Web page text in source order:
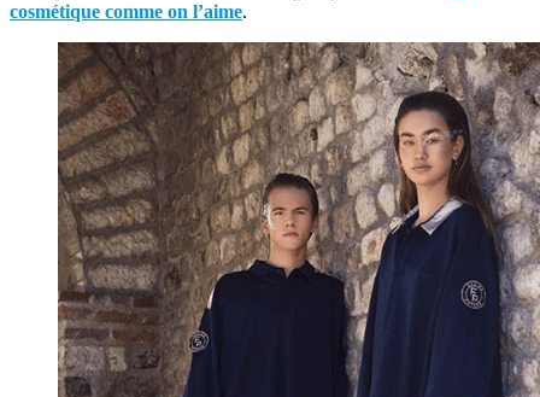
cosmétique comme on l’aime.